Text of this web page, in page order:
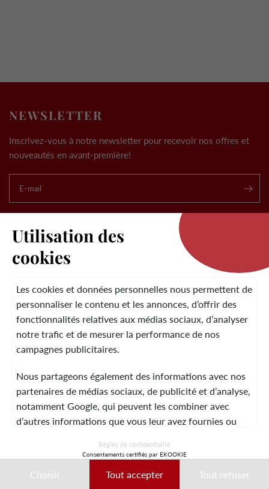
NEWSLETTER
Inscrivez-vous à notre newsletter pour recevoir nos offres et
nouveautés en avant-première!
E-mail
LA MARQUE
SERVICE CLIENT
© 2026 Laura Vita
DESIGNED BY LOBSTTER
MENTIONS LÉGALESCGVCONTACT
Utilisation des
cookies
Les cookies et données personnelles nous permettent de
personnaliser le contenu et les annonces, d’offrir des
fonctionnalités relatives aux médias sociaux, d’analyser
notre trafic et de mesurer la performance de nos
campagnes publicitaires.
Nous partageons également des informations avec nos
partenaires de médias sociaux, de publicité et d’analyse,
notamment Google, qui peuvent les combiner avec
d’autres informations que vous leur avez fournies ou
Ces données peuvent notamment être utilisées à des
Règles de confidentialité
Consentements certifiés par EKOOKIE
Choisir Tout accepter Tout refuser